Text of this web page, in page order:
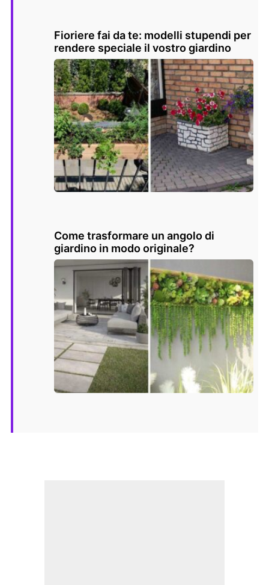
Fioriere fai da te: modelli stupendi per
rendere speciale il vostro giardino
Come trasformare un angolo di
giardino in modo originale?